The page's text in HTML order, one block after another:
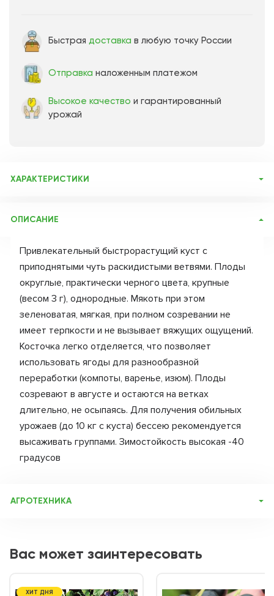
Быстрая доставка в любую точку России
Отправка наложенным платежом
Высокое качество и гарантированный
урожай
ХАРАКТЕРИСТИКИ
Бренд товара:
ОПИСАНИЕ
Привлекательный быстрорастущий куст с
приподнятыми чуть раскидистыми ветвями. Плоды
округлые, практически черного цвета, крупные
(весом 3 г), однородные. Мякоть при этом
зеленоватая, мягкая, при полном созревании не
имеет терпкости и не вызывает вяжущих ощущений.
Косточка легко отделяется, что позволяет
использовать ягоды для разнообразной
переработки (компоты, варенье, изюм). Плоды
созревают в августе и остаются на ветках
длительно, не осыпаясь. Для получения обильных
урожаев (до 10 кг с куста) бессею рекомендуется
высаживать группами. Зимостойкость высокая -40
градусов
АГРОТЕХНИКА
была хорошо освещена. В то же время необходимо
защитить ее не только от холодных ветров, но и от
Почвы вишне нужны легкие, богатые органикой, с
Вас может заинтересовать
ХИТ ДНЯ